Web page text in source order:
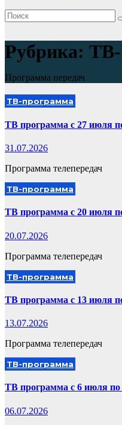
Рубрика:
Программа передач
ТВ-программа
ТВ программа с 27 июля
31.07.2026
Программа телепередач
ТВ-программа
ТВ программа с 20 июля
20.07.2026
Программа телепередач
ТВ-программа
ТВ программа с 13 июля
13.07.2026
Программа телепередач
ТВ-программа
ТВ программа с 6 июля
06.07.2026